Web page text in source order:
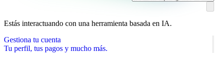
Estás interactuando con una herramienta basada en IA.
Gestiona tu cuenta
Tu perfil, tus pagos y mucho más.